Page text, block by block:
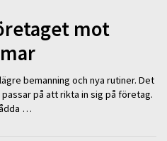
mot
bemanning och nya rutiner. Det
på att rikta in sig på företag.
…